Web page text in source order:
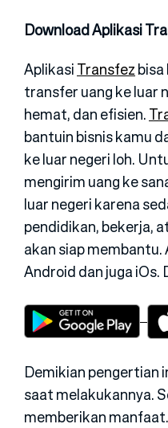
Download Aplikasi
AplikasiTransfez
transfer uang ke luar
hemat, dan efisien.
bantuin bisnis kamu
ke luar negeri loh.
mengirim uang ke
luar negeri karena
pendidikan, bekerja,
akan siap
Android dan juga iOs.
Demikian pengertian
saat melakukannya.
memberikan manfaat.